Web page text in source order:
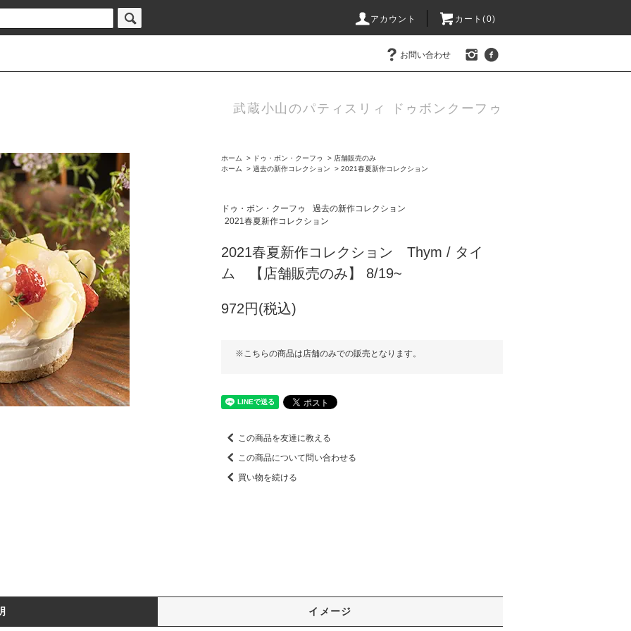
アカウント カート(0)
お問い合わせ
武蔵小山のパティスリィ ドゥボンクーフゥ
ホーム > ドゥ・ボン・クーフゥ > 店舗販売のみ
ホーム
> 過去の新作コレクション > 2021春夏新作コレクション
ドゥ・ボン・クーフゥ
過去の新作コレクション
2021春夏新作コレクション
2021春夏新作コレクション Thym / タイ
ム 【店舗販売のみ】 8/19~
972円(税込)
※こちらの商品は店舗のみでの販売となります。
この商品を友達に教える
この商品について問い合わせる
買い物を続ける
イメージ